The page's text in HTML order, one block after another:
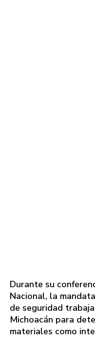
Durante su
Nacional, la
de seguridad
Michoacán para
materiales como